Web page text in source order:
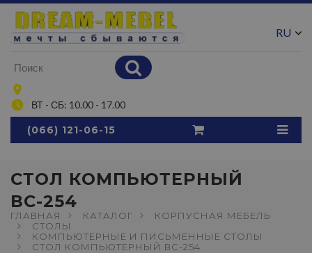
ВТ - СБ: 10.00 - 17.00
RU
(066) 121-06-15
СТОЛ КОМПЬЮТЕРНЫЙ
ВС-254
ГЛАВНАЯ КАТАЛОГ
КОРПУСНАЯ МЕБЕЛЬ
СТОЛЫ
КОМПЬЮТЕРНЫЕ И ПИСЬМЕННЫЕ СТОЛЫ
СТОЛ КОМПЬЮТЕРНЫЙ ВС-254